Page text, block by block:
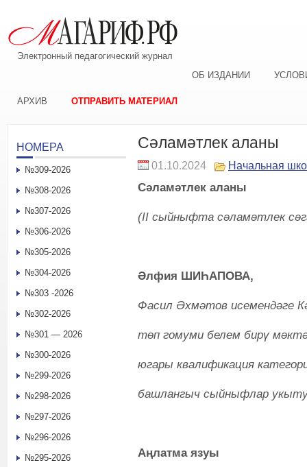
Электронный педагогический журнал
ОБ ИЗДАНИИ
АРХИВ ОТПРАВИТЬ МАТЕРИАЛ
Сәламәтлек аланы
01.10.2024 Начальная
Сәламәтлек аланы
(II сыйныфта сәламәтлек
Әлфия ШИҺАПОВА,
Фасил Әхмәтов исемендәге
төп гомуми белем бирү
югары квалификация
башлангыч сыйныфлар
Аңлатма язуы
НОМЕРА
№309-2026
№308-2026
№307-2026
№306-2026
№305-2026
№304-2026
№303 -2026
№302-2026
№301 — 2026
№300-2026
№299-2026
№298-2026
№297-2026
№296-2026
№295-2026